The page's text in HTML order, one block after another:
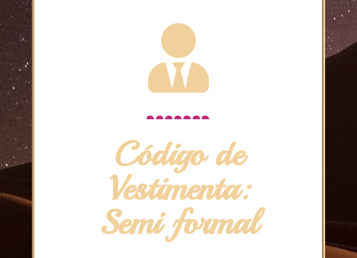
Código de
Vestimenta:
Semi formal